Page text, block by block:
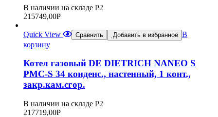
В наличии на складе Р2
215749,00Р
Quick View Сравнить Добавить в избранное В
корзину
Котел газовый DE DIETRICH NANEO S
PMC-S 34 конденс., настенный, 1 конт.,
закр.кам.сгор.
В наличии на складе Р2
217719,00Р